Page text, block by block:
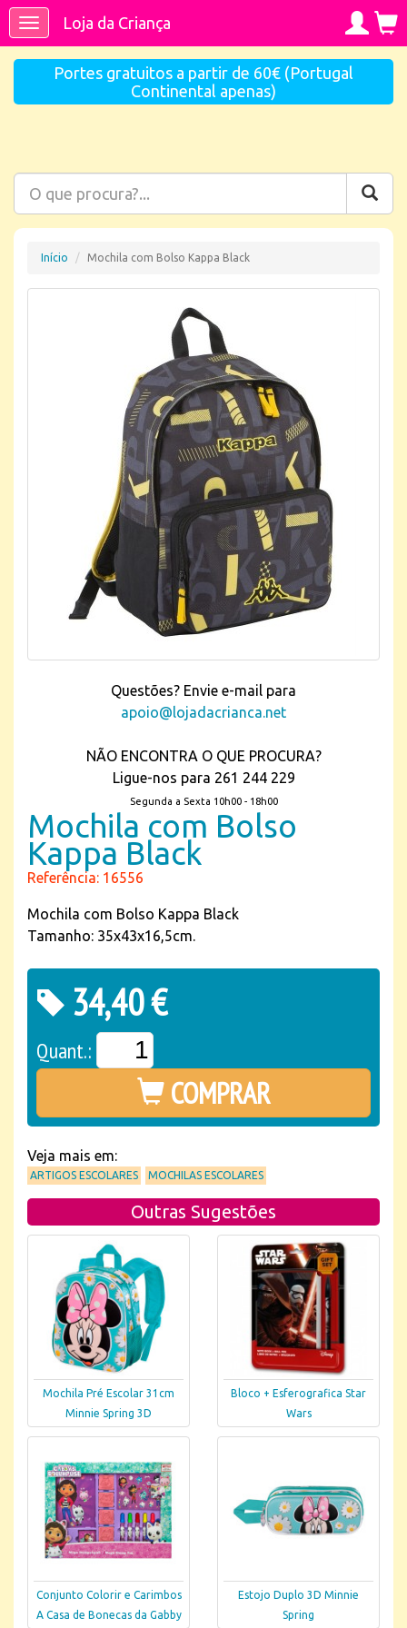
ToggleLoja da Criança
Portes gratuitos a partir de 60€ (Portugal
Continental apenas)
Início Mochila com Bolso Kappa Black
Questões? Envie e-mail para
apoio@lojadacrianca.net
NÃO ENCONTRA O QUE PROCURA?
Ligue-nos para 261 244 229
Segunda a Sexta 10h00 - 18h00
Mochila com Bolso
Kappa Black
Referência: 16556
Mochila com Bolso Kappa Black
Tamanho: 35x43x16,5cm.
34,40 €
Quant.:
COMPRAR
Veja mais em:
ARTIGOS ESCOLARES MOCHILAS ESCOLARES
Outras Sugestões
Mochila Pré Escolar 31cm
Minnie Spring 3D
Bloco + Esferografica Star
Wars
Conjunto Colorir e Carimbos
A Casa de Bonecas da Gabby
Estojo Duplo 3D Minnie
Spring